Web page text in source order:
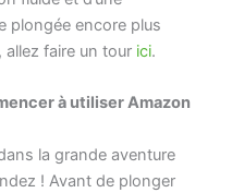
plongée encore plus
allez faire un tour ici.
à utiliser Amazon
la grande aventure
! Avant de plonger